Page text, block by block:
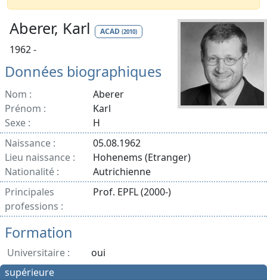
Aberer, Karl ACAD (2010)
1962 -
Données biographiques
Nom :
Aberer
Prénom :
Karl
Sexe :
H
Naissance :
05.08.1962
Lieu naissance :
Hohenems (Etranger)
Nationalité :
Autrichienne
Principales
professions :
Prof. EPFL (2000-)
Formation
Universitaire :
oui
supérieure